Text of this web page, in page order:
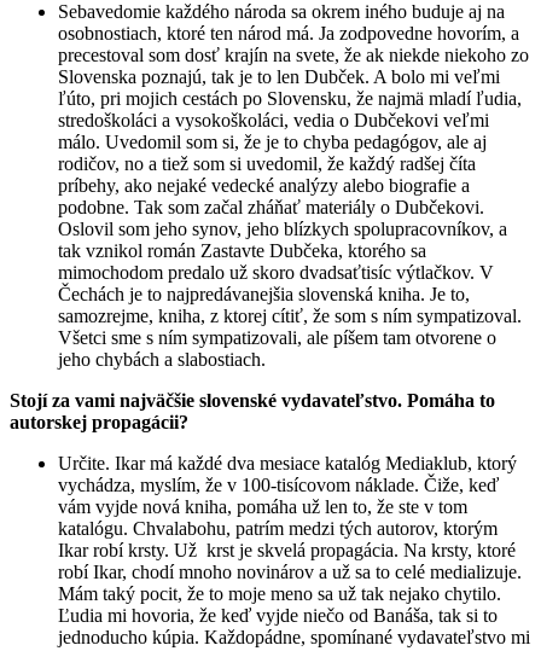
Sebavedomie každého národa sa okrem iného buduje aj na
osobnostiach, ktoré ten národ má. Ja zodpovedne hovorím, a
precestoval som dosť krajín na svete, že ak niekde niekoho zo
Slovenska poznajú, tak je to len Dubček. A bolo mi veľmi
ľúto, pri mojich cestách po Slovensku, že najmä mladí ľudia,
stredoškoláci a vysokoškoláci, vedia o Dubčekovi veľmi
málo. Uvedomil som si, že je to chyba pedagógov, ale aj
rodičov, no a tiež som si uvedomil, že každý radšej číta
príbehy, ako nejaké vedecké analýzy alebo biografie a
podobne. Tak som začal zháňať materiály o Dubčekovi.
Oslovil som jeho synov, jeho blízkych spolupracovníkov, a
tak vznikol román Zastavte Dubčeka, ktorého sa
mimochodom predalo už skoro dvadsaťtisíc výtlačkov. V
Čechách je to najpredávanejšia slovenská kniha. Je to,
samozrejme, kniha, z ktorej cítiť, že som s ním sympatizoval.
Všetci sme s ním sympatizovali, ale píšem tam otvorene o
jeho chybách a slabostiach.
Stojí za vami najväčšie slovenské vydavateľstvo. Pomáha to
autorskej propagácii?
Určite. Ikar má každé dva mesiace katalóg Mediaklub, ktorý
vychádza, myslím, že v 100-tisícovom náklade. Čiže, keď
vám vyjde nová kniha, pomáha už len to, že ste v tom
katalógu. Chvalabohu, patrím medzi tých autorov, ktorým
Ikar robí krsty. Už krst je skvelá propagácia. Na krsty, ktoré
robí Ikar, chodí mnoho novinárov a už sa to celé medializuje.
Mám taký pocit, že to moje meno sa už tak nejako chytilo.
Ľudia mi hovoria, že keď vyjde niečo od Banáša, tak si to
jednoducho kúpia. Každopádne, spomínané vydavateľstvo mi